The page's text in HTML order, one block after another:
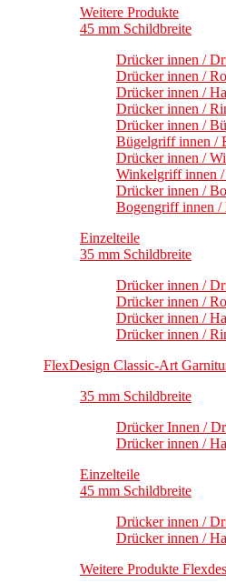
Weitere Produkte
45 mm Schildbreite
Drücker innen /
Drücker innen /
Drücker innen /
Drücker innen /
Drücker innen /
Bügelgriff innen /
Drücker innen /
Winkelgriff innen
Drücker innen /
Bogengriff innen /
Einzelteile
35 mm Schildbreite
Drücker innen /
Drücker innen /
Drücker innen /
Drücker innen /
FlexDesign Classic-Art
35 mm Schildbreite
Drücker Innen /
Drücker innen /
Einzelteile
45 mm Schildbreite
Drücker innen /
Drücker innen /
Weitere Produkte